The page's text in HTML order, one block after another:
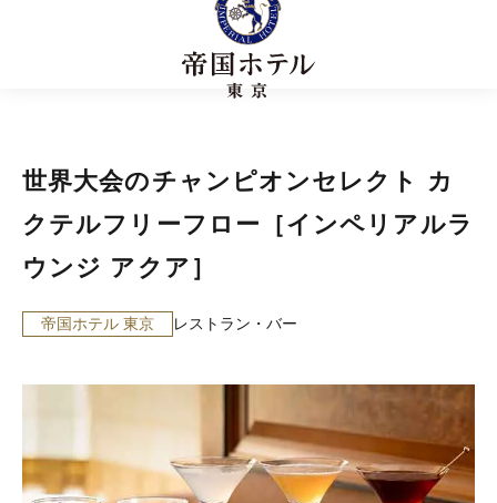
世界大会のチャンピオンセレクト カ
クテルフリーフロー［インペリアルラ
ウンジ アクア］
帝国ホテル 東京 レストラン・バー